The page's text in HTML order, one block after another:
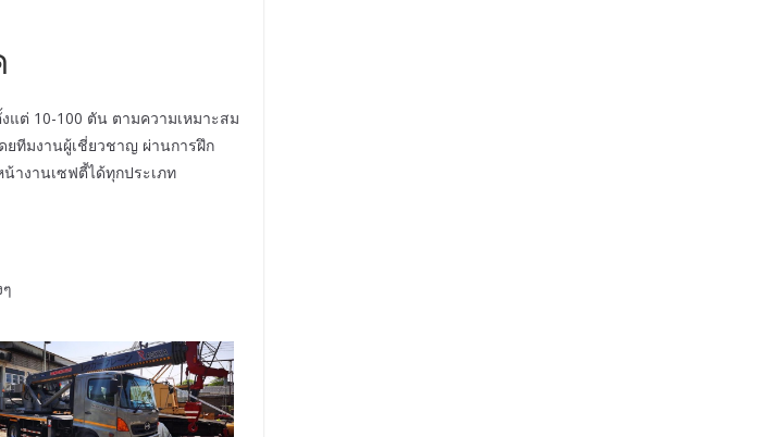
แต่ 10-100 ตัน ตามความเหมาะสม
ยทีมงานผู้เชี่ยวชาญ ผ่านการฝึก
างานเซฟตี้ได้ทุกประเภท